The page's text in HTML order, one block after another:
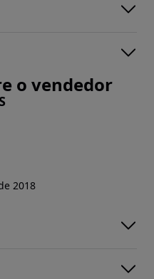
o vendedor
2018